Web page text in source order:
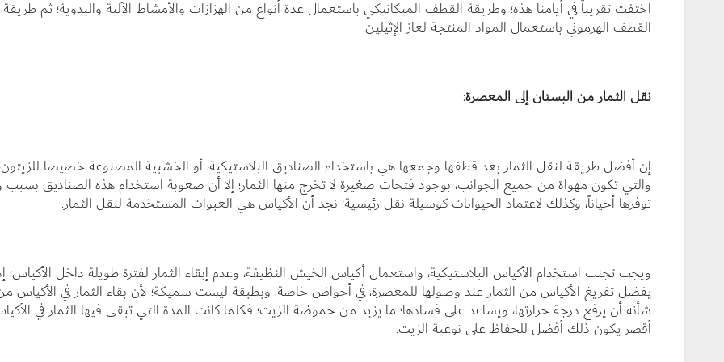
اختفت تقريباً في أيامنا هذه؛ وطريقة القطف الميكانيكي باستعمال عدة أنواع من الهزازات والأمشاط الآلية واليدوية؛ ثم طريقة
القطف الهرموني باستعمال المواد المنتجة لغاز الإثيلين.
نقل الثمار من البستان إلى المعصرة:
إن أفضل طريقة لنقل الثمار بعد قطفها وجمعها هي باستخدام الصناديق البلاستيكية، أو الخشبية المصنوعة خصيصا
والتي تكون مهواة من جميع الجوانب، بوجود فتحات صغيرة لا تخرج منها الثمار؛ إلا أن صعوبة استخدام هذه الصناديق
توفرها أحياناً، وكذلك لاعتماد الحيوانات كوسيلة نقل رئيسية؛ نجد أن الأكياس هي العبوات المستخدمة لنقل الثمار.
ويجب تجنب استخدام الأكياس البلاستيكية، واستعمال أكياس الخيش النظيفة، وعدم إبقاء الثمار لفترة طويلة داخل الأكياس؛
يفضل تفريغ الأكياس من الثمار عند وصولها للمعصرة، في أحواض خاصة، وبطبقة ليست سميكة؛ لأن بقاء الثمار في الأكياس
شأنه أن يرفع درجة حرارتها، ويساعد على فسادها؛ ما يزيد من حموضة الزيت؛ فكلما كانت المدة التي تبقى فيها الثمار في
أقصر يكون ذلك أفضل للحفاظ على نوعية الزيت.